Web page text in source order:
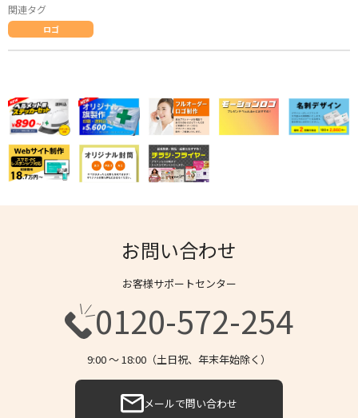
関連タグ
ロゴ
お問い合わせ
お客様サポートセンター
0120-572-254
9:00 〜 18:00（土日祝、年末年始除く）
メールで問い合わせ